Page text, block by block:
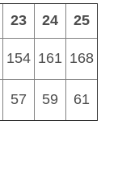
23 24
25
154 161 168
57 59 61